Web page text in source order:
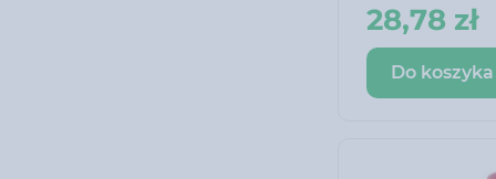
tworzy fizyczną
uniemożliwia
chronionych
28,78 zł
Do koszyka